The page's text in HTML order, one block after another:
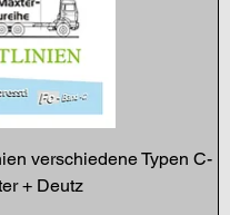
verschiedene Typen C-
+ Deutz